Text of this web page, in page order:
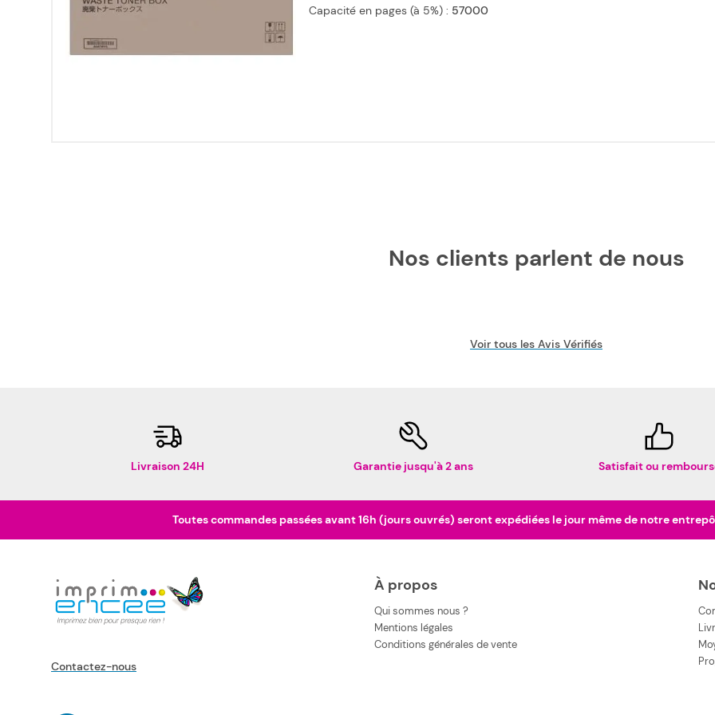
Capacité en pages (à 5%) : 57000
Nos clients parlent de nous
Voir tous les Avis Vérifiés
Livraison 24H Garantie jusqu'à 2 ans Satisfait ou
Toutes commandes passées avant 16h (jours ouvrés) seront expédiées le jour même de notre
Contactez-nous
À propos
Qui sommes nous ?
Mentions légales
Conditions générales de vente